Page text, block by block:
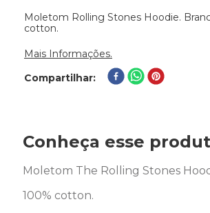
Moletom Rolling Stones Hoodie.
cotton.
Mais Informações.
Compartilhar
Conheça esse
Moletom The Rolling Stones
100% cotton.